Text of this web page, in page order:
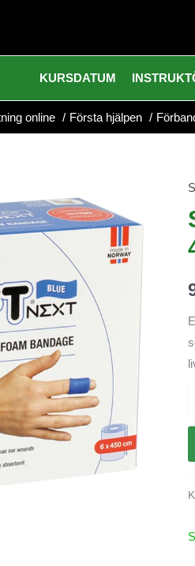
KURSDATUM
online Första hjälpen
x